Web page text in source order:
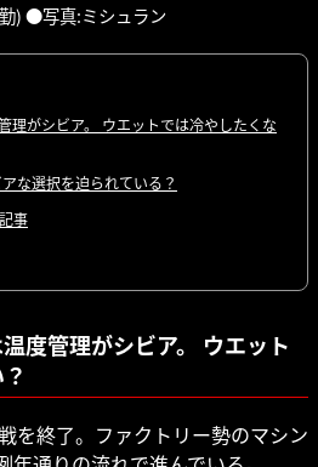
) ●写真:ミシュラン
理がシビア。 ウエットでは冷やしたくな
な選択を迫られている？
事
度管理がシビア。 ウエット
を終了。ファクトリー勢のマシン